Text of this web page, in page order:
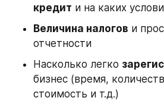
кредит и на каких
Величина налогов и
отчетности
Насколько легко
бизнес (время,
стоимость и т.д.)